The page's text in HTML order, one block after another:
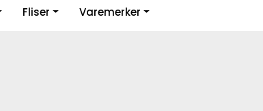
Fliser Varemerker